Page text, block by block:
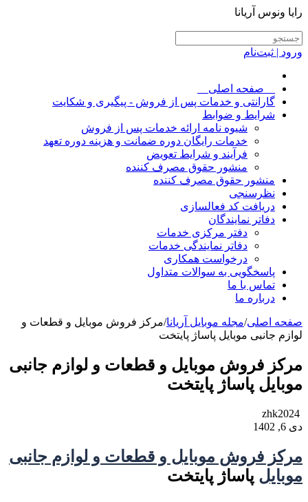
رایا ونوس آریانا
ورود | ثبت‌نام
__صفحه اصلی__
گارانتی و خدمات پس از فروش - پیگیری و شکایت
شرایط و ضوابط
شیوه نامه ارائه خدمات پس از فروش
خدمات رایگان دوره ضمانت و هزینه دوره تعهد
فرآیند و شرایط تعویض
منشور حقوق مصرف کننده
منشور حقوق مصرف کننده
نظرسنجی
دریافت کد فعالسازی
دفاتر نمایندگان
دفتر مرکزی خدمات
دفاتر نمایندگی خدمات
درخواست همکاری
پاسخگویی به سوالات متداول
تماس با ما
درباره ما
صفحه اصلی/مجله موبایل آریانا/مرکز فروش موبایل و قطعات و
لوازم جانبی موبایل پاساژ پایتخت
مرکز فروش موبایل و قطعات و لوازم جانبی
موبایل پاساژ پایتخت
zhk2024
دی 6, 1402
مرکز فروش موبایل و قطعات و لوازم جانبی
موبایل پاساژ پایتخت